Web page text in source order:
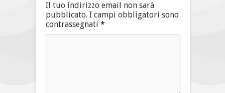
Il tuo indirizzo email non sarà
pubblicato. I campi obbligatori sono
contrassegnati *